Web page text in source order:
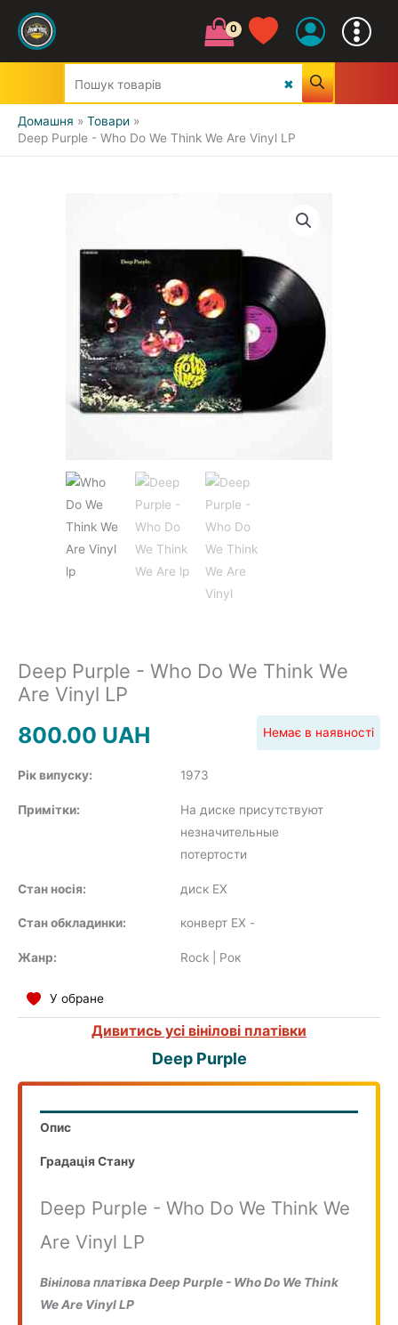
Домашня
Товари
Deep Purple - Who Do We Think We Are Vinyl LP
Deep Purple - Who Do We Think We
Are Vinyl LP
800.00 UAH Немає в наявності
Рік випуску: 1973
Примітки:
На диске присутствуют
незначительные
потертости
Стан носія: диск EX
Стан обкладинки: конверт EX -
Жанр: Rock | Рок
У обране
Дивитись усі вінілові платівки
Deep Purple
Опис
Градація Стану
Deep Purple - Who Do We Think We
Are Vinyl LP
Вінілова платівка Deep Purple - Who Do We Think
We Are Vinyl LP
CLASSIC
POP
SOUNDTRACK